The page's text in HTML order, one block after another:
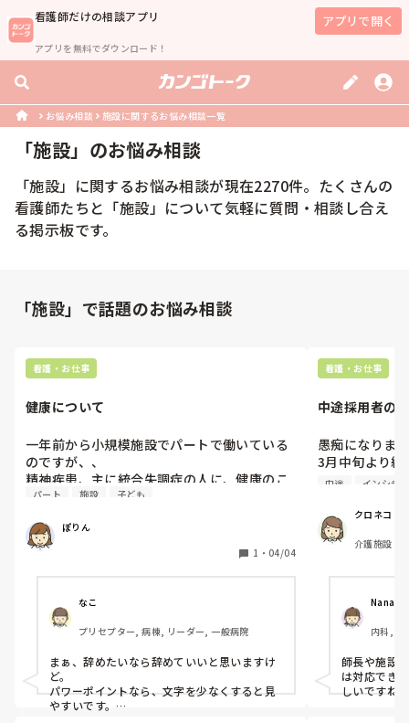
看護師だけの相談アプリ
アプリを無料でダウンロード！
アプリで開く
お悩み相談 施設に関するお悩み相談一覧
「施設」のお悩み相談
「施設」に関するお悩み相談が現在2270件。たくさんの
看護師たちと「施設 」について気軽に質問・相談し合え
る掲示板です。
「施設」で話題のお悩み相談
看護・お仕事
健康について
一年前から小規模施設でパートで働いている
のですが、、
精神疾患、主に統合失調症の人に、健康のこ
と教えてと言われ、パワーポイント等を使い
ます。
実際やっていることと言えば、歯磨きのこと
やちゃんとお着替えしましょう、手洗いをし
ましょう、ということを実践も交えてしてい
るのですが、それでも難しいと言われます😅
だいぶ分かりやすく、子どもレベルで説明し
ているつもりなのですが、具体的にどういう
ふうにすると分かると思いますか？と聞いて
も濁されます😅笑
文句言いたいだけなのかな？ちゃんと聞いて
ないのかな？と思っちゃってます。
パート 施設 子ども
ぽりん
1 ・ 04/04
なこ
プリセプター, 病棟, リーダー, 一般病院
まぁ、辞めたいなら辞めていいと思いますけ
ど。
パワーポイントなら、文字を少なくすると見
やすいです。
看護・お仕事
中途採用者の
愚痴になりま
3月中旬より
看護師）が就
しかしそれな
が…。
2ヶ月が経っ
きない（出し
らしっぱなし
先輩ナース達
左…。
ラで訴えられ
てください》
中途 インシデ
クロネコ
介護施設
Nana
内科, 消
師長や施設
は対応でき
しいですね